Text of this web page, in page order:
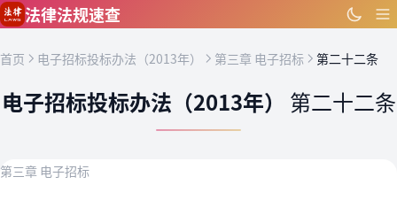
跳到主要内容
法律法规速查
首页 电子招标投标办法（2013年） 第三章 电子招标 第二十二条
电子招标投标办法（2013年） 第二十二条
第三章 电子招标